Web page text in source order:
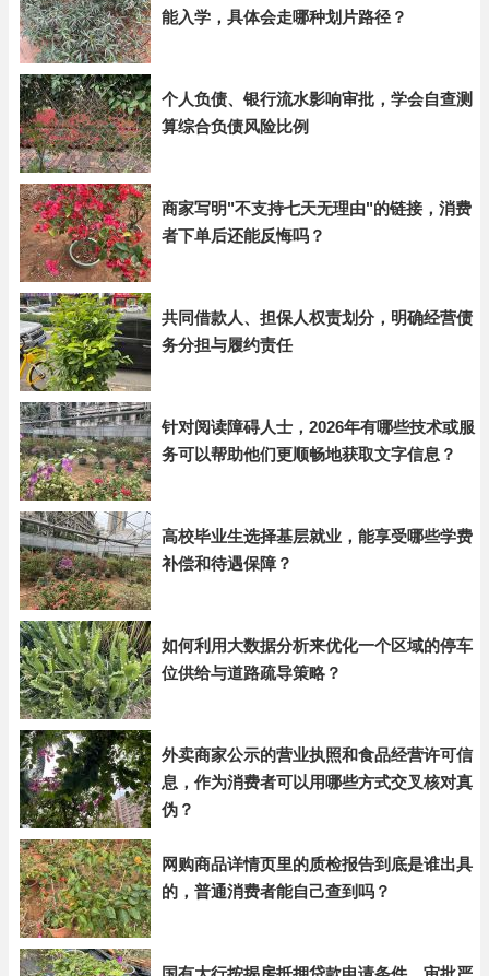
能入学，具体会走哪种划片路径？
个人负债、银行流水影响审批，学会自查测
算综合负债风险比例
商家写明"不支持七天无理由"的链接，消费
者下单后还能反悔吗？
共同借款人、担保人权责划分，明确经营债
务分担与履约责任
针对阅读障碍人士，2026年有哪些技术或服
务可以帮助他们更顺畅地获取文字信息？
高校毕业生选择基层就业，能享受哪些学费
补偿和待遇保障？
如何利用大数据分析来优化一个区域的停车
位供给与道路疏导策略？
外卖商家公示的营业执照和食品经营许可信
息，作为消费者可以用哪些方式交叉核对真
伪？
网购商品详情页里的质检报告到底是谁出具
的，普通消费者能自己查到吗？